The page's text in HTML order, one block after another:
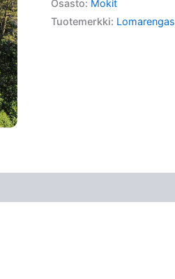
Osasto: Mokit
Tuotemerkki: Lomarengas